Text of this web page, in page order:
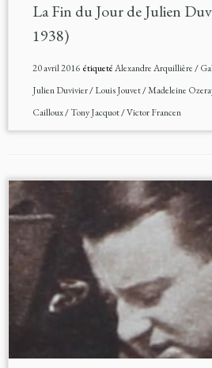
La Fin du Jour de Julien
1938)
20 avril 2016étiquetéAlexandre Arquillière/
Julien Duvivier/Louis Jouvet/Madeleine
Cailloux/Tony Jacquot/Victor Francen